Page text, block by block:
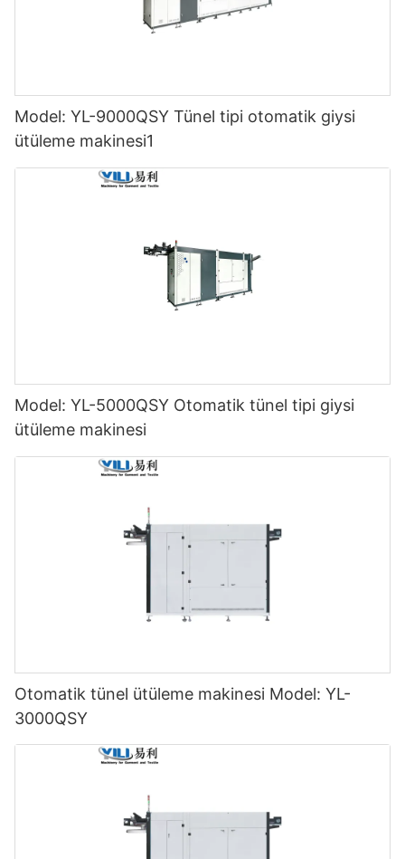
Model: YL-9000QSY Tünel tipi otomatik giysi
ütüleme makinesi1
Model: YL-5000QSY Otomatik tünel tipi giysi
ütüleme makinesi
Otomatik tünel ütüleme makinesi Model: YL-
3000QSY